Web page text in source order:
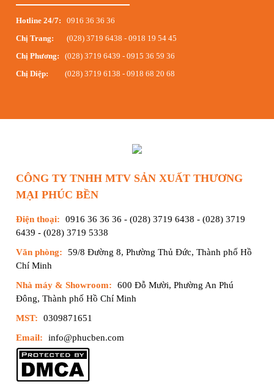
Hotline 24/7:
0916 36 36 36
Chị Trang:
(028) 3719 6438 - 0918 19 54 45
Chị Phương:
(028) 3719 6439 - 0915 36 59 36
Chị Diệp:
(028) 3719 6138 - 0918 68 20 68
CÔNG TY TNHH MTV SẢN XUẤT THƯƠNG
MẠI PHÚC BỀN
Điện thoại: 0916 36 36 36 - (028) 3719 6438 - (028) 3719
6439 - (028) 3719 5338
Văn phòng:
59/8 Đường 8, Phường Thủ Đức, Thành phố Hồ
Chí Minh
Nhà máy & Showroom:
600 Đỗ Mười, Phường An Phú
Đông, Thành phố Hồ Chí Minh
MST:
0309871651
Email:
info@phucben.com